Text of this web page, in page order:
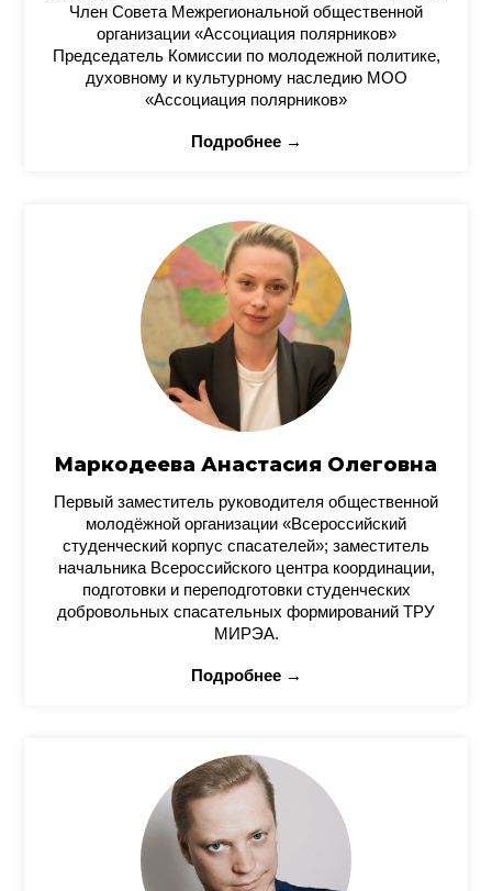
Член Совета Межрегиональной общественной
организации «Ассоциация полярников»
Председатель Комиссии по молодежной политике,
духовному и культурному наследию МОО
«Ассоциация полярников»
Подробнее →
Маркодеева Анастасия Олеговна
Первый заместитель руководителя общественной
молодёжной организации «Всероссийский
студенческий корпус спасателей»; заместитель
начальника Всероссийского центра координации,
подготовки и переподготовки студенческих
добровольных спасательных формирований ТРУ
МИРЭА.
Подробнее →